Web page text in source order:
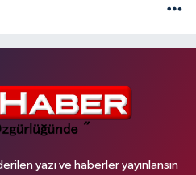
yazı ve haberler yayınlansın